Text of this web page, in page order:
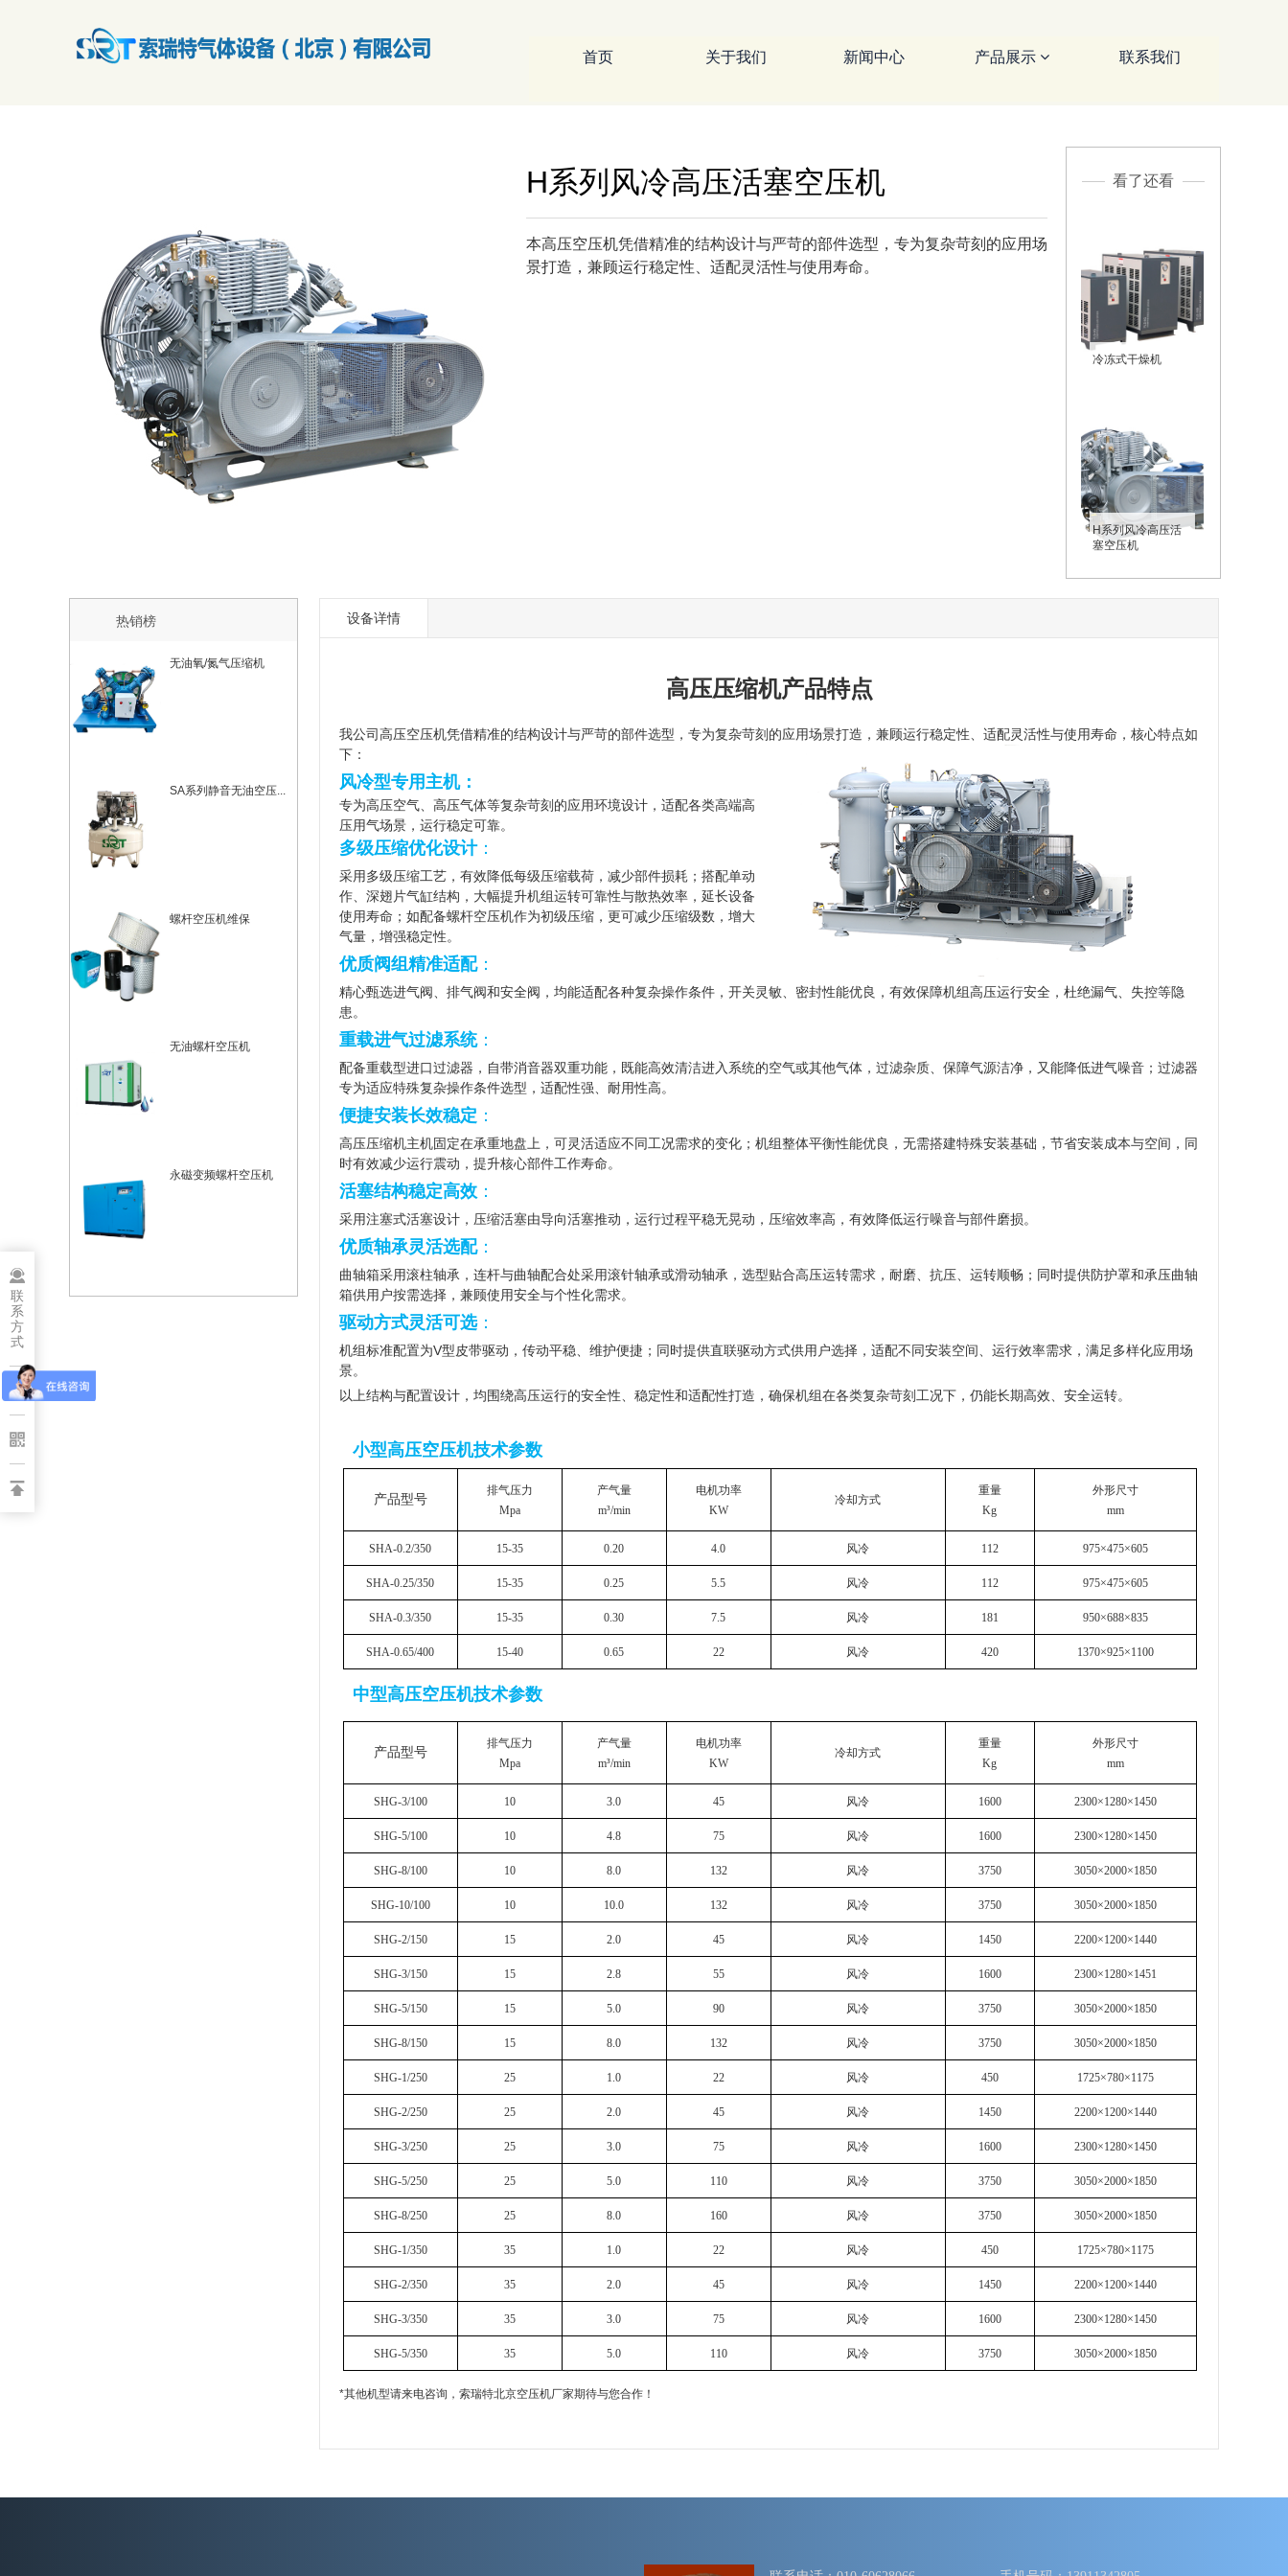
首页 关于我们 新闻中心 产品展示 联系我们
看了还看
冷冻式干燥机
H系列风冷高压活
塞空压机
H系列风冷高压活塞空压机
本高压空压机凭借精准的结构设计与严苛的部件选型，专为复杂苛刻的应用场
景打造，兼顾运行稳定性、适配灵活性与使用寿命。
热销榜
无油氧/氮气压缩机
SA系列静音无油空压...
螺杆空压机维保
无油螺杆空压机
永磁变频螺杆空压机
设备详情
高压压缩机产品特点
我公司高压空压机凭借精准的结构设计与严苛的部件选型，专为复杂苛刻的应用场景打造，兼顾运行稳定性、适配灵活性与使用寿命，核心特点如
下：
风冷型专用主机：
专为高压空气、高压气体等复杂苛刻的应用环境设计，适配各类高端高
压用气场景，运行稳定可靠。
多级压缩优化设计：
采用多级压缩工艺，有效降低每级压缩载荷，减少部件损耗；搭配单动
作、深翅片气缸结构，大幅提升机组运转可靠性与散热效率，延长设备
使用寿命；如配备螺杆空压机作为初级压缩，更可减少压缩级数，增大
气量，增强稳定性。
优质阀组精准适配：
精心甄选进气阀、排气阀和安全阀，均能适配各种复杂操作条件，开关灵敏、密封性能优良，有效保障机组高压运行安全，杜绝漏气、失控等隐
患。
重载进气过滤系统：
配备重载型进口过滤器 ，自带消音器双重功能，既能高效清洁进入系统的空气或其他气体，过滤杂质、保障气源洁净，又能降低进气噪音；过滤器
专为适应特殊复杂操作条件选型，适配性强、耐用性高。
便捷安装长效稳定 ：
高压压缩机主机固定在承重地盘上，可灵活适应不同工况需求的变化；机组整体平衡性能优良，无需搭建特殊安装基础，节省安装成本与空间，同
时有效减少运行震动，提升核心部件工作寿命。
活塞结构稳定高效 ：
采用注塞式活塞设计，压缩活塞由导向活塞推动，运行过程平稳无晃动，压缩效率高，有效降低运行噪音与部件磨损。
优质轴承灵活选配：
曲轴箱采用滚柱轴承，连杆与曲轴配合处采用滚针轴承或滑动轴承，选型贴合高压运转需求，耐磨、抗压、运转顺畅；同时提供防护罩和承压曲轴
箱供用户按需选择，兼顾使用安全与个性化需求。
驱动方式灵活可选：
机组标准配置为V型皮带驱动，传动平稳、维护便捷；同时提供直联驱动方式供用户选择，适配不同安装空间、运行效率需求，满足多样化应用场
景。
以上结构与配置设计，均围绕高压运行的安全性、稳定性和适配性打造，确保机组在各类复杂苛刻工况下，仍能长期高效、安全运转。
小型高压空压机技术参数
产品型号
排气压力
Mpa
产气量
m³/min
电机功率
KW
冷却方式
重量
Kg
外形尺寸
mm
SHA-0.2/350 15-35 0.20 4.0 风冷 112 975×475×605
SHA-0.25/350 15-35 0.25 5.5 风冷 112 975×475×605
SHA-0.3/350 15-35 0.30 7.5 风冷 181 950×688×835
SHA-0.65/400 15-40 0.65 22 风冷 420 1370×925×1100
中型高压空压机技术参数
产品型号
排气压力
Mpa
产气量
m³/min
电机功率
KW
冷却方式
重量
Kg
外形尺寸
mm
SHG-3/100 10 3.0 45 风冷 1600 2300×1280×1450
SHG-5/100 10 4.8 75 风冷 1600 2300×1280×1450
SHG-8/100 10 8.0 132 风冷 3750 3050×2000×1850
SHG-10/100 10 10.0 132 风冷 3750 3050×2000×1850
SHG-2/150 15 2.0 45 风冷 1450 2200×1200×1440
SHG-3/150 15 2.8 55 风冷 1600 2300×1280×1451
SHG-5/150 15 5.0 90 风冷 3750 3050×2000×1850
SHG-8/150 15 8.0 132 风冷 3750 3050×2000×1850
SHG-1/250 25 1.0 22 风冷 450 1725×780×1175
SHG-2/250 25 2.0 45 风冷 1450 2200×1200×1440
SHG-3/250 25 3.0 75 风冷 1600 2300×1280×1450
SHG-5/250 25 5.0 110 风冷 3750 3050×2000×1850
SHG-8/250 25 8.0 160 风冷 3750 3050×2000×1850
SHG-1/350 35 1.0 22 风冷 450 1725×780×1175
SHG-2/350 35 2.0 45 风冷 1450 2200×1200×1440
SHG-3/350 35 3.0 75 风冷 1600 2300×1280×1450
SHG-5/350 35 5.0 110 风冷 3750 3050×2000×1850
*其他机型请来电咨询，索瑞特北京空压机厂家期待与您合作！
联
系
方
式